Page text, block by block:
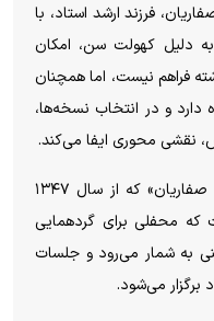
فرزند ارشد استاد، با
دلیل کهولت سن، امکان
فراهم نیست، اما همچنان
و در انتخاب نسخه‌ها،
نقشی محوری ایفا می‌کند.
به گفته وی، «هیئت تعزیه‌داران استاد صفاریان» که از سال ۱۳۴۷
محفلی برای گردهمایی
به شمار می‌رود و جلسات
برگزار می‌شود.